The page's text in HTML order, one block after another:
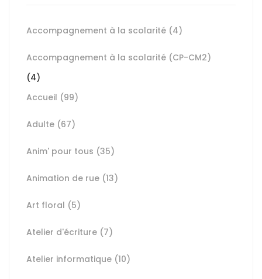
Accompagnement à la scolarité (4)
Accompagnement à la scolarité (CP-CM2)
(4)
Accueil (99)
Adulte (67)
Anim' pour tous (35)
Animation de rue (13)
Art floral (5)
Atelier d'écriture (7)
Atelier informatique (10)